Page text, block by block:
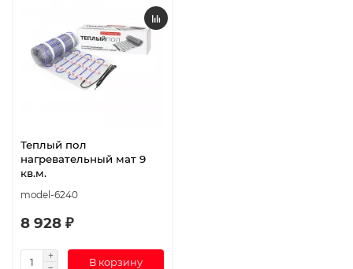
Теплый пол
нагревательный мат 9
кв.м.
model-6240
8 928 ₽
В корзину